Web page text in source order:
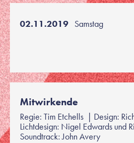
02.11.2019 Samstag
Mitwirkende
Regie: Tim Etchells | Design:
Lichtdesign: Nigel Edwards und
Soundtrack: John Avery